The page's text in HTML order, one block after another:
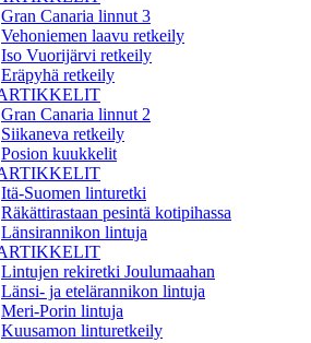
Gran Canaria linnut 3
Vehoniemen laavu retkeily
Iso Vuorijärvi retkeily
Eräpyhä retkeily
Gran Canaria linnut 2
Siikaneva retkeily
Posion kuukkelit
Itä-Suomen linturetki
Räkättirastaan pesintä kotipihassa
Länsirannikon lintuja
Lintujen rekiretki Joulumaahan
Länsi- ja etelärannikon lintuja
Meri-Porin lintuja
Kuusamon linturetkeily